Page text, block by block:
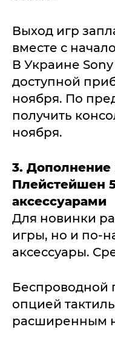
Выход игр
вместе с
В Украине
доступной
ноября. По
получить
ноября.
3. Дополнение
Плейстейшен
аксессуарами
Для новинки
игры, но и по-
аксессуары.
Беспроводной
опцией
расширенным